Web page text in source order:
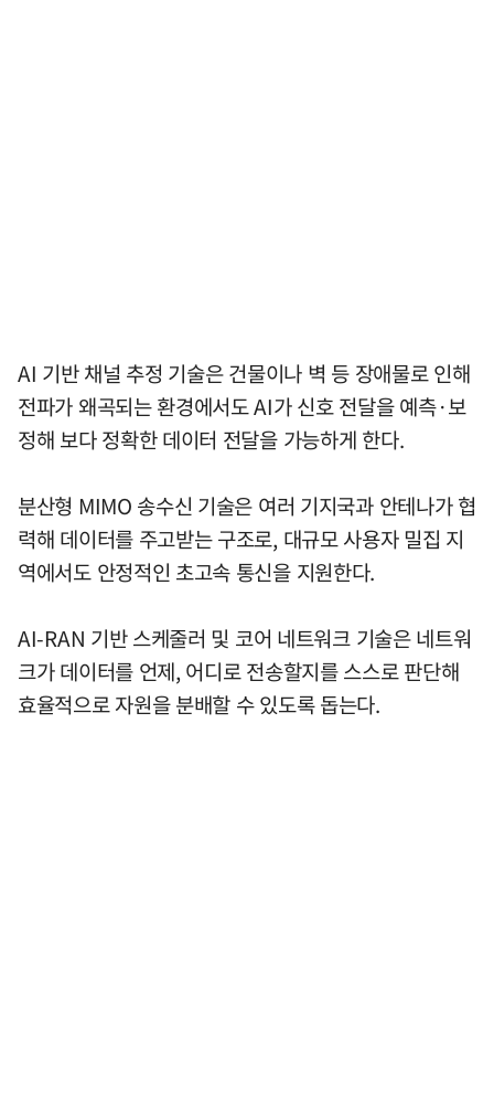
AI 기반 채널 추정 기술은 건물이나 벽 등 장애물로 인해
전파가 왜곡되는 환경에서도 AI가 신호 전달을 예측·보
정해 보다 정확한 데이터 전달을 가능하게 한다.
분산형 MIMO 송수신 기술은 여러 기지국과 안테나가 협
력해 데이터를 주고받는 구조로, 대규모 사용자 밀집 지
역에서도 안정적인 초고속 통신을 지원한다.
AI-RAN 기반 스케줄러 및 코어 네트워크 기술은 네트워
크가 데이터를 언제, 어디로 전송할지를 스스로 판단해
효율적으로 자원을 분배할 수 있도록 돕는다.